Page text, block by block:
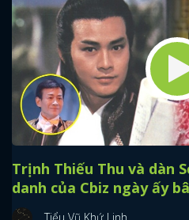
Trịnh Thiếu Thu và dàn
danh của Cbiz ngày ấy